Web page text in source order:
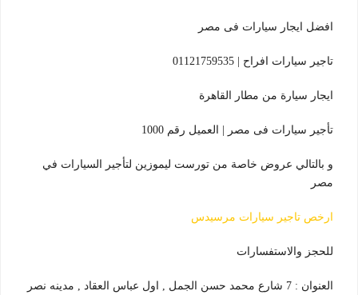
افضل ايجار سيارات فى مصر
تاجير سيارات افراح | 01121759535
ايجار سيارة من مطار القاهرة
تأجير سيارات فى مصر | العميل رقم 1000
و بالتالي عروض خاصة من تورست ليموزين لتأجير السيارات في
مصر
ارخص تاجير سيارات مرسيدس
للحجز والاستفسارات
العنوان : 7 شارع محمد حسن الجمل , اول عباس العقاد , مدينه نصر